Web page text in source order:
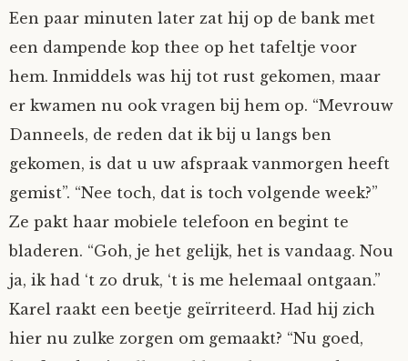
Een paar minuten later zat hij op de bank met
een dampende kop thee op het tafeltje voor
hem. Inmiddels was hij tot rust gekomen, maar
er kwamen nu ook vragen bij hem op. “Mevrouw
Danneels, de reden dat ik bij u langs ben
gekomen, is dat u uw afspraak vanmorgen heeft
gemist”. “Nee toch, dat is toch volgende week?”
Ze pakt haar mobiele telefoon en begint te
bladeren. “Goh, je het gelijk, het is vandaag. Nou
ja, ik had ‘t zo druk, ‘t is me helemaal ontgaan.”
Karel raakt een beetje geïrriteerd. Had hij zich
hier nu zulke zorgen om gemaakt? “Nu goed,